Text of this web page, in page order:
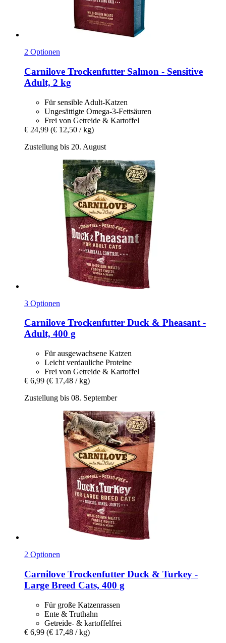
2 Optionen
Carnilove Trockenfutter Salmon -​ Sensitive
Adult, 2 kg
Für sensible Adult-Katzen
Ungesättigte Omega-3-Fettsäuren
Frei von Getreide & Kartoffel
€ 24,99 (€ 12,50 / kg)
Zustellung bis 20. August
3 Optionen
Carnilove Trockenfutter Duck & Pheasant -​
Adult, 400 g
Für ausgewachsene Katzen
Leicht verdauliche Proteine
Frei von Getreide & Kartoffel
€ 6,99 (€ 17,48 / kg)
Zustellung bis 08. September
2 Optionen
Carnilove Trockenfutter Duck & Turkey -​
Large Breed Cats, 400 g
Für große Katzenrassen
Ente & Truthahn
Getreide- & kartoffelfrei
€ 6,99 (€ 17,48 / kg)